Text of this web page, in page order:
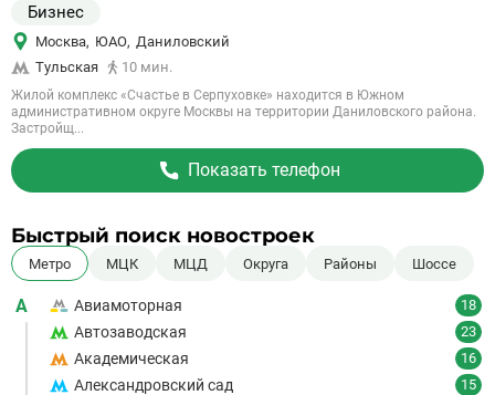
Бизнес
Москва, ЮАО, Даниловский
Тульская
10 мин.
Жилой комплекс «Счастье в Серпуховке» находится в Южном
административном округе Москвы на территории Даниловского района.
Застройщ...
Показать телефон
Быстрый поиск новостроек
Метро МЦК МЦД Округа Районы Шоссе
А Авиамоторная 18
Автозаводская 23
Академическая 16
Александровский сад 15